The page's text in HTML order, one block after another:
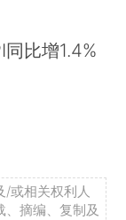
同比增1.4%
/或相关权利人
摘编、复制及